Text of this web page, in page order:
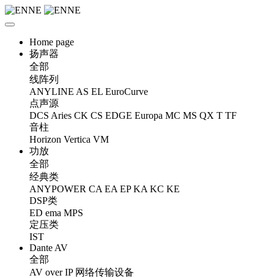
Home page
扬声器
全部
线阵列
ANYLINE AS EL EuroCurve
点声源
DCS Aries CK CS EDGE Europa MC MS QX T TF
音柱
Horizon Vertica VM
功放
全部
经典类
ANYPOWER CA EA EP KA KC KE
DSP类
ED ema MPS
定压类
IST
Dante AV
全部
AV over IP 网络传输设备